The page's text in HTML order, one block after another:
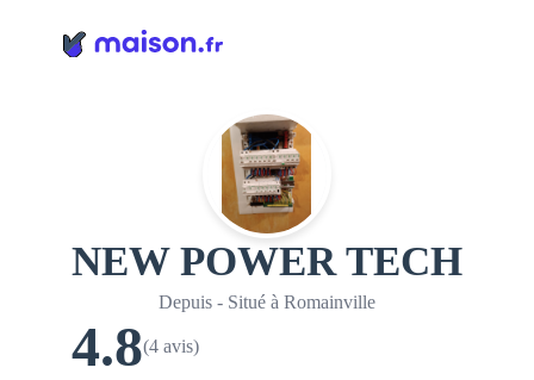
NEW POWER TECH
Depuis - Situé à Romainville
4.8(4 avis)